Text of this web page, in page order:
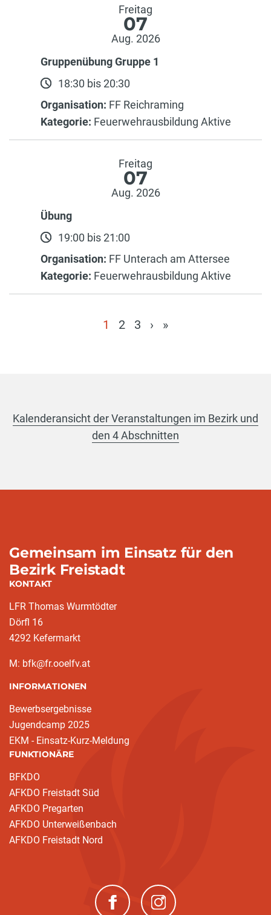
Freitag
07
Aug. 2026
Gruppenübung Gruppe 1
18:30 bis 20:30
Organisation: FF Reichraming
Kategorie: Feuerwehrausbildung Aktive
Freitag
07
Aug. 2026
Übung
19:00 bis 21:00
Organisation: FF Unterach am Attersee
Kategorie: Feuerwehrausbildung Aktive
1 2 3 › »
Kalenderansicht der Veranstaltungen im Bezirk und
den 4 Abschnitten
Gemeinsam im Einsatz für den
Bezirk Freistadt
KONTAKT
LFR Thomas Wurmtödter
Dörfl 16
4292 Kefermarkt
M: bfk@fr.ooelfv.at
INFORMATIONEN
Bewerbsergebnisse
Jugendcamp 2025
EKM - Einsatz-Kurz-Meldung
FUNKTIONÄRE
BFKDO
AFKDO Freistadt Süd
AFKDO Pregarten
AFKDO Unterweißenbach
AFKDO Freistadt Nord